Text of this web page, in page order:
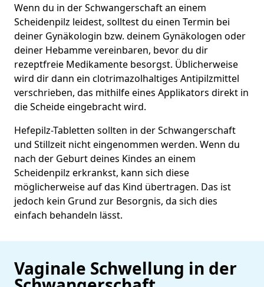
Wenn du in der Schwangerschaft an einem
Scheidenpilz leidest, solltest du einen Termin bei
deiner Gynäkologin bzw. deinem Gynäkologen oder
deiner Hebamme vereinbaren, bevor du dir
rezeptfreie Medikamente besorgst. Üblicherweise
wird dir dann ein clotrimazolhaltiges Antipilzmittel
verschrieben, das mithilfe eines Applikators direkt in
die Scheide eingebracht wird.
Hefepilz-Tabletten sollten in der Schwangerschaft
und Stillzeit nicht eingenommen werden. Wenn du
nach der Geburt deines Kindes an einem
Scheidenpilz erkrankst, kann sich diese
möglicherweise auf das Kind übertragen. Das ist
jedoch kein Grund zur Besorgnis, da sich dies
einfach behandeln lässt.
Vaginale Schwellung in der